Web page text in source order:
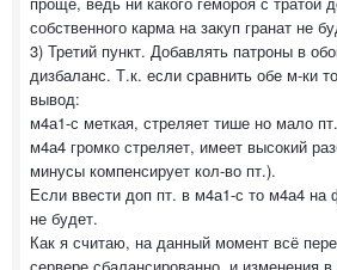
собственного карма на закуп гранат не
3) Третий пункт. Добавлять патроны в
дизбаланс. Т.к. если сравнить обе м-ки
вывод:
м4а1-с меткая, стреляет тише но мало пт.
м4а4 громко стреляет, имеет высокий
минусы компенсирует кол-во пт.).
Если ввести доп пт. в м4а1-с то м4а4 на
не будет.
Как я считаю, на данный момент всё